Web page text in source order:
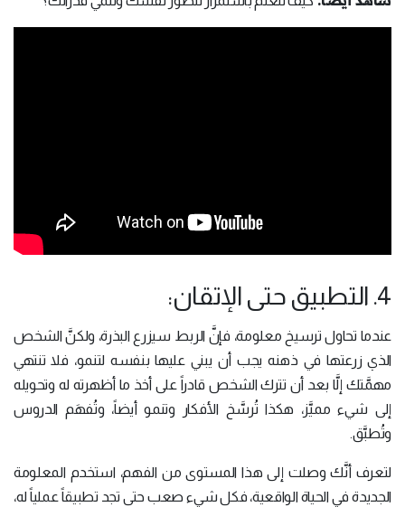
4. التطبيق حتى الإتقان:
عندما تحاول ترسيخ معلومة، فإنَّ الربط سيزرع البذرة، ولكنَّ الشخص
الذي زرعتها في ذهنه يجب أن يبني عليها بنفسه لتنمو، فلا تنتهي
مهمَّتك إلَّا بعد أن تترك الشخص قادراً على أخذ ما أظهرته له وتحويله
إلى شيء مميَّز، هكذا تُرسَّخ الأفكار وتنمو أيضاً، وتُفهَم الدروس
وتُطبَّق.
لتعرف أنَّك وصلت إلى هذا المستوى من الفهم، استخدم المعلومة
الجديدة في الحياة الواقعية، فكل شيء صعب حتى تجد تطبيقاً عملياً له،